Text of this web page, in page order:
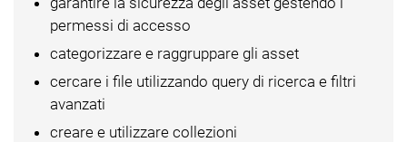
permessi di accesso
categorizzare e raggruppare gli asset
cercare i file utilizzando query di ricerca e filtri
avanzati
creare e utilizzare collezioni